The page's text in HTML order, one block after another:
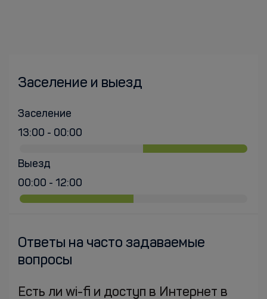
Заселение и выезд
Заселение
13:00 - 00:00
Выезд
00:00 - 12:00
Ответы на часто задаваемые
вопросы
Есть ли wi-fi и доступ в Интернет в